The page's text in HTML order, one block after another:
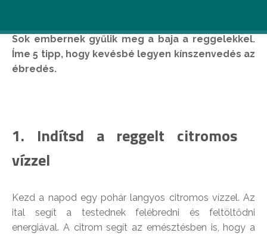
Sok embernek gyűlik meg a baja a reggelekkel.
Íme 5 tipp, hogy kevésbé legyen kínszenvedés az
ébredés.
1. Indítsd a reggelt citromos
vízzel
Kezd a napod egy pohár langyos citromos vízzel. Az
ital segít a testednek felébredni és feltöltődni
energiával. A citrom segít az emésztésben is, hogy a